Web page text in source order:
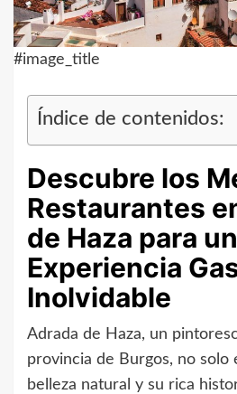
#image_title
Índice de contenidos:
Descubre los
Restaurantes
de Haza para
Experiencia
Inolvidable
Adrada de Haza, un
provincia de Burgos, no solo
belleza natural y su rica